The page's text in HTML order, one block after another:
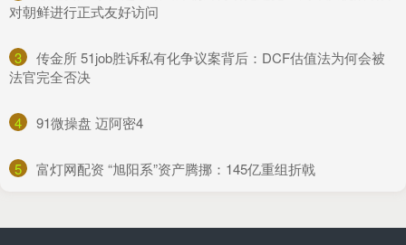
对朝鲜进行正式友好访问
3
​传金所 51job胜诉私有化争议案背后：DCF估值法为何会被
法官完全否决
4 ​91微操盘 迈阿密4
5 ​富灯网配资 “旭阳系”资产腾挪：145亿重组折戟